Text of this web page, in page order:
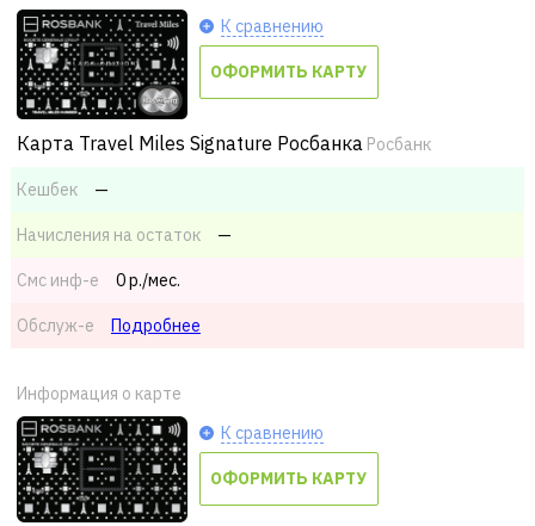
К сравнению
ОФОРМИТЬ КАРТУ
Карта Travel Miles Signature Росбанка Росбанк
Кешбек —
Начисления на остаток —
Смс инф-е 0 р./мес.
Обслуж-е Подробнее
Информация о карте
К сравнению
ОФОРМИТЬ КАРТУ